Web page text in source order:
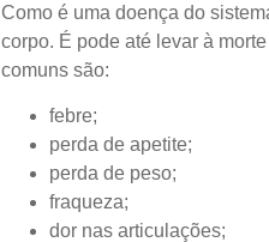
Como é uma doença do
corpo. É pode até levar à
comuns são:
febre;
perda de apetite;
perda de peso;
fraqueza;
dor nas articulações;